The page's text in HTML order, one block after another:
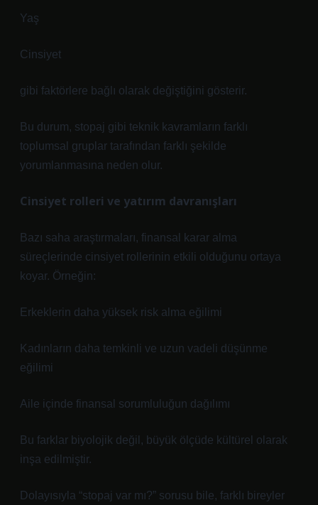
Yaş
Cinsiyet
gibi faktörlere bağlı olarak değiştiğini gösterir.
Bu durum, stopaj gibi teknik kavramların farklı
toplumsal gruplar tarafından farklı şekilde
yorumlanmasına neden olur.
Cinsiyet rolleri ve yatırım davranışları
Bazı saha araştırmaları, finansal karar alma
süreçlerinde cinsiyet rollerinin etkili olduğunu ortaya
koyar. Örneğin:
Erkeklerin daha yüksek risk alma eğilimi
Kadınların daha temkinli ve uzun vadeli düşünme
eğilimi
Aile içinde finansal sorumluluğun dağılımı
Bu farklar biyolojik değil, büyük ölçüde kültürel olarak
inşa edilmiştir.
Dolayısıyla “stopaj var mı?” sorusu bile, farklı bireyler